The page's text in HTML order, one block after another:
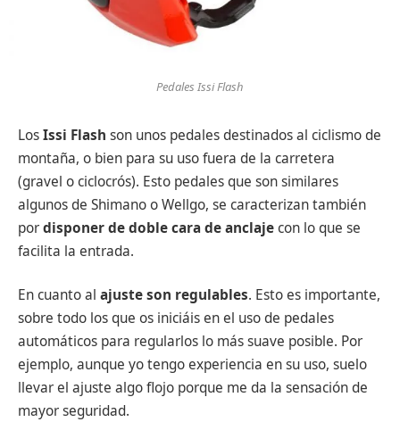
Pedales Issi Flash
LosIssi Flash son unos pedales destinados al ciclismo de
montaña, o bien para su uso fuera de la carretera
(gravel o ciclocrós). Esto pedales que son similares
algunos de Shimano o Wellgo, se caracterizan también
pordisponer de doble cara de anclajecon lo que se
facilita la entrada.
En cuanto al ajuste son regulables. Esto es importante,
sobre todo los que os iniciáis en el uso de pedales
automáticos para regularlos lo más suave posible. Por
ejemplo, aunque yo tengo experiencia en su uso, suelo
llevar el ajuste algo flojo porque me da la sensación de
mayor seguridad.